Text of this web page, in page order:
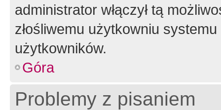
administrator włączył tą
złośliwemu użytkowniu
użytkowników.
Góra
Problemy z pisaniem